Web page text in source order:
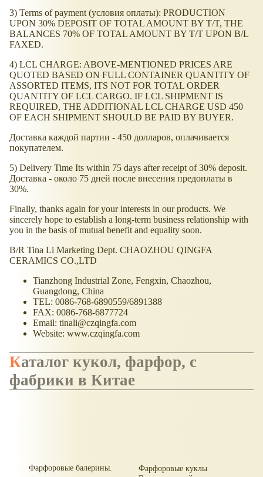
3) Terms of payment (условия оплаты): PRODUCTION
UPON 30% DEPOSIT OF TOTAL AMOUNT BY T/T, THE
BALANCES 70% OF TOTAL AMOUNT BY T/T UPON B/L
FAXED.
4) LCL CHARGE: ABOVE-MENTIONED PRICES ARE
QUOTED BASED ON FULL CONTAINER QUANTITY OF
ASSORTED ITEMS, ITS NOT FOR TOTAL ORDER
QUANTITY OF LCL CARGO. IF LCL SHIPMENT IS
REQUIRED, THE ADDITIONAL LCL CHARGE USD 450
OF EACH SHIPMENT SHOULD BE PAID BY BUYER.
Доставка каждой партии - 450 долларов, оплачивается
покупателем.
5) Delivery Time Its within 75 days after receipt of 30% deposit.
Доставка - около 75 дней после внесения предоплаты в
30%.
Finally, thanks again for your interests in our products. We
sincerely hope to establish a long-term business relationship with
you in the basis of mutual benefit and equality soon.
B/R Tina Li Marketing Dept. CHAOZHOU QINGFA
CERAMICS CO.,LTD
Tianzhong Industrial Zone, Fengxin, Chaozhou,
Guangdong, China
TEL: 0086-768-6890559/6891388
FAX: 0086-768-6877724
Email: tinali@czqingfa.com
Website: www.czqingfa.com
Каталог кукол, фарфор, с
фабрики в Китае
Фарфоровые балерины.
Фарфоровые куклы